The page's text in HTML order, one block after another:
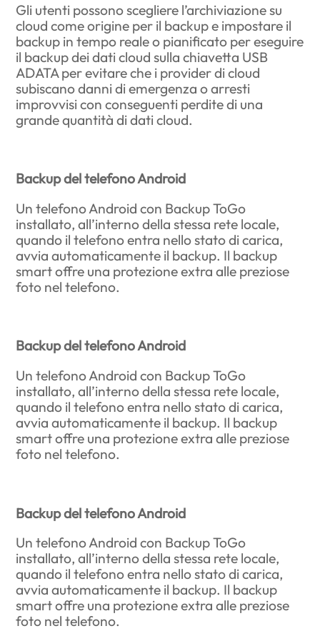
Gli utenti possono scegliere l’archiviazione su
cloud come origine per il backup e impostare il
backup in tempo reale o pianificato per eseguire
il backup dei dati cloud sulla chiavetta USB
ADATA per evitare che i provider di cloud
subiscano danni di emergenza o arresti
improvvisi con conseguenti perdite di una
grande quantità di dati cloud.
Backup del telefono Android
Un telefono Android con Backup ToGo
installato, all’interno della stessa rete locale,
quando il telefono entra nello stato di carica,
avvia automaticamente il backup. Il backup
smart offre una protezione extra alle preziose
foto nel telefono.
Backup del telefono Android
Un telefono Android con Backup ToGo
installato, all’interno della stessa rete locale,
quando il telefono entra nello stato di carica,
avvia automaticamente il backup. Il backup
smart offre una protezione extra alle preziose
foto nel telefono.
Backup del telefono Android
Un telefono Android con Backup ToGo
installato, all’interno della stessa rete locale,
quando il telefono entra nello stato di carica,
avvia automaticamente il backup. Il backup
smart offre una protezione extra alle preziose
foto nel telefono.